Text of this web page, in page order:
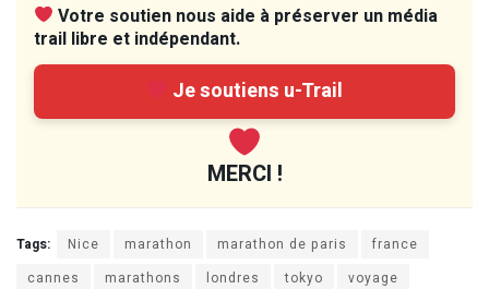
Votre soutien nous aide à préserver un média
trail libre et indépendant.
Je soutiens u-Trail
MERCI !
Tags: Nice marathon marathon de paris
france
cannes
marathons londres tokyo
voyage